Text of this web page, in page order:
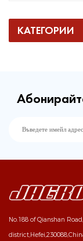
КАТЕГОРИИ
No.188 of Qianshan